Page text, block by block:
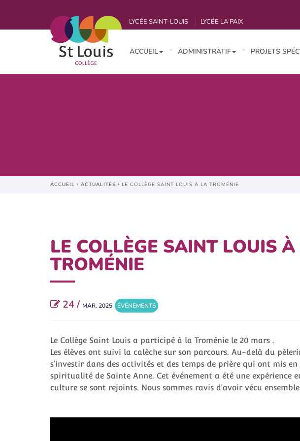
LYCÉE SAINT-LOUIS LYCÉE LA PAIX
ACCUEIL ADMINISTRATIF PROJETS
ACCUEIL / ACTUALITÉS / LE COLLÈGE SAINT LOUIS À LA TROMÉNIE
LE COLLÈGE SAINT LOUIS
TROMÉNIE
24 / MAR. 2025 ÉVÉNEMENTS
Le Collège Saint Louis a participé à la Troménie le 20 mars .
Les élèves ont suivi la calèche sur son parcours. Au-delà du
s’investir dans des activités et des temps de prière qui ont mis
spiritualité de Sainte Anne. Cet événement a été une expérience
culture se sont rejoints. Nous sommes ravis d’avoir vécu